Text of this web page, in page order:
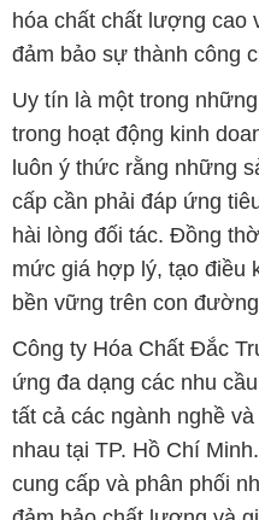
hóa chất chất lượng cao
đảm bảo sự thành công
Uy tín là một trong
trong hoạt động kinh
luôn ý thức rằng những
cấp cần phải đáp ứng
hài lòng đối tác. Đồng
mức giá hợp lý, tạo điều
bền vững trên con
Công ty Hóa Chất Đắc
ứng đa dạng các nhu
tất cả các ngành nghề
nhau tại TP. Hồ Chí
cung cấp và phân phối